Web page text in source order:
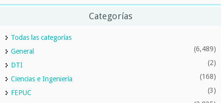
Categorías
Todas las categorías
General
(6,489)
DTI (2)
Ciencias e Ingeniería (168)
FEPUC (3)